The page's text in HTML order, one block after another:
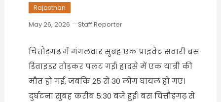
Rajasthan
May 26, 2026 Staff Reporter
चित्तौड़गढ़ में मंगलवार सुबह एक प्राइवेट सवारी बस
डिवाइडर तोड़कर पलट गई। हादसे में एक यात्री की
मौत हो गई, जबकि 25 से 30 लोग घायल हो गए।
दुर्घटना सुबह करीब 5:30 बजे हुई। बस चित्तौड़गढ़ से